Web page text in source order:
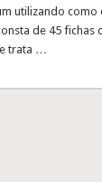
utilizando como
de 45 fichas
trata …